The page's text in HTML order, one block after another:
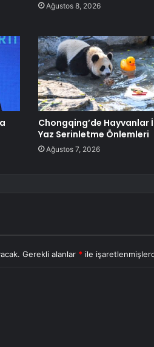
Ağustos 8, 2026
Chongqing’de Hayvanlar
Yaz Serinletme Önlemleri
Ağustos 7, 2026
Gerekli alanlar * ile